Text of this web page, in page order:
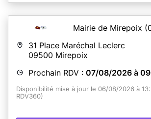
Mairie de Mirepoix
31 Place Maréchal Leclerc
09500 Mirepoix
Prochain RDV : 07/08/2026 à
Disponibilité mise à jour le 06/08/2026 à
RDV360)